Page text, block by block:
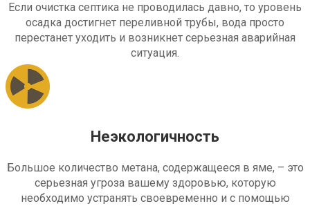
Если очистка септика не проводилась давно, то уровень
осадка достигнет переливной трубы, вода просто
перестанет уходить и возникнет серьезная аварийная
ситуация.
Неэкологичность
Большое количество метана, содержащееся в яме, – это
серьезная угроза вашему здоровью, которую
необходимо устранять своевременно и с помощью